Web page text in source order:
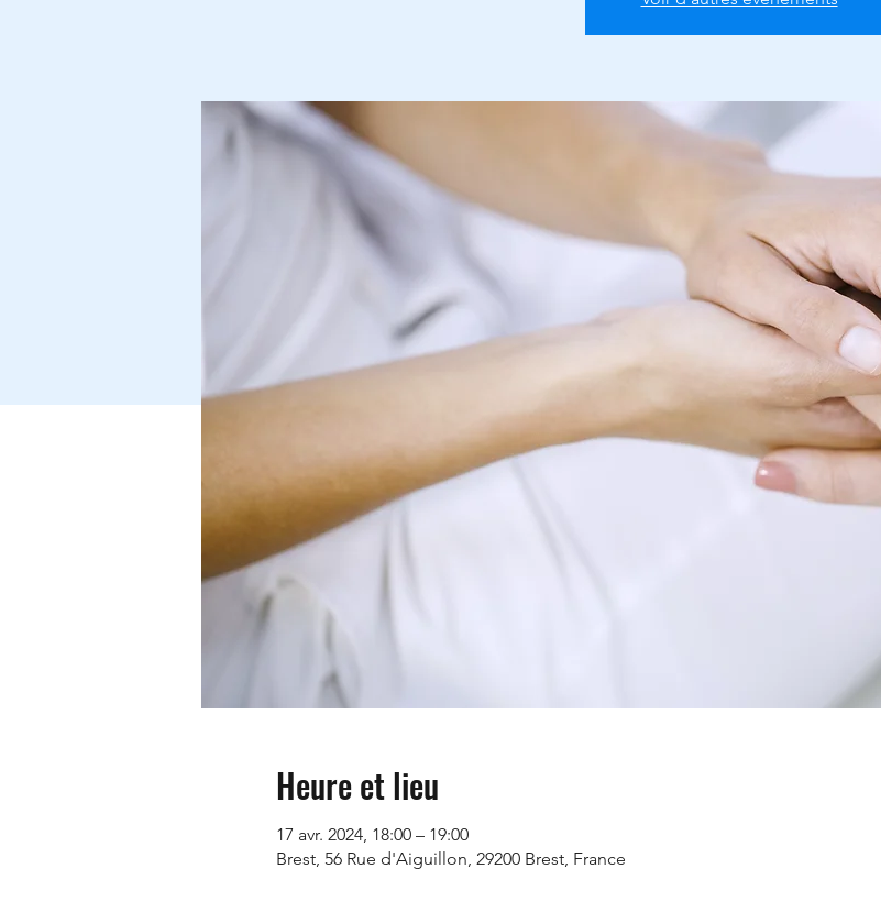
Heure et lieu
17 avr. 2024, 18:00 – 19:00
Brest, 56 Rue d'Aiguillon, 29200 Brest, France